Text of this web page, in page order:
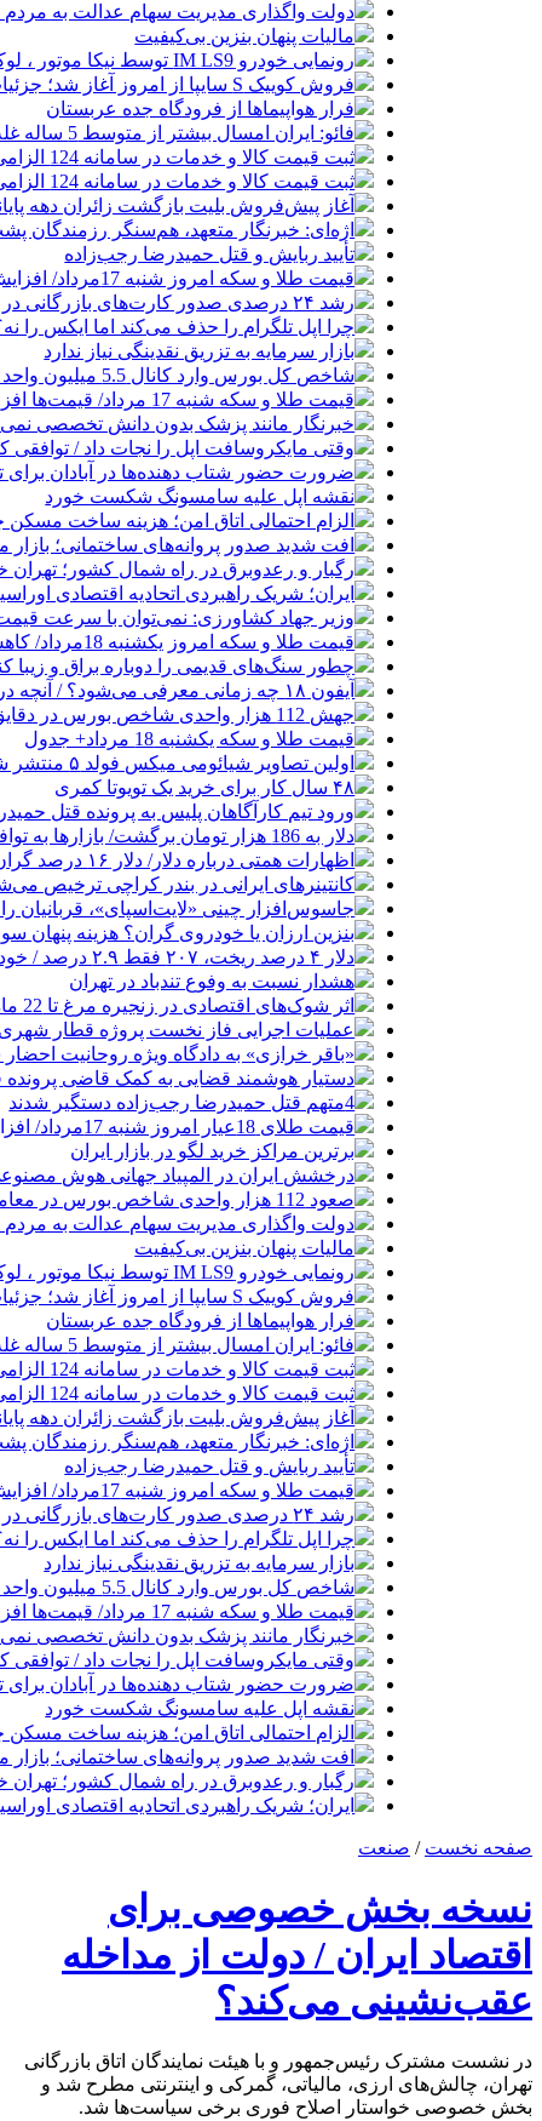
دولت واگذاری مدیریت سهام عدالت به مردم
مالیات پنهان بنزین بی‌کیفیت
رونمایی خودرو IM LS9 توسط نیکا موتور ، لوکس ترین شاسی بلند EREV در ایران
فروش کوییک S سایپا از امروز آغاز شد؛ جزئیات ثبت‌نام و شرایط
فرار هواپیماها از فرودگاه جده عربستان
فائو: ایران امسال بیشتر از متوسط 5 ساله غله تولید می‌کند
ثبت قیمت کالا و خدمات در سامانه 124 الزامی شد
ثبت قیمت کالا و خدمات در سامانه 124 الزامی شد
آغاز پیش‌فروش بلیت بازگشت زائران دهه
اژه‌ای: خبرنگار متعهد، هم‌سنگر رزمندگان
تأیید ربایش و قتل حمیدرضا رجب‌زاده
قیمت طلا و سکه امروز شنبه 17مرداد/ افزایش همه قیمت ها + جدول و جزئیات
رشد ۲۴ درصدی صدور کارت‌های بازرگانی در گرگان
چرا اپل تلگرام را حذف می‌کند اما ایکس را
بازار سرمایه به تزریق نقدینگی نیاز ندارد
شاخص کل بورس وارد کانال 5.5 میلیون واحد شد
قیمت طلا و سکه شنبه 17 مرداد/ قیمت‌ها افزایشی
خبرنگار مانند پزشک بدون دانش تخصصی
وقتی مایکروسافت اپل را نجات داد /
ضرورت حضور شتاب ‌دهنده‌ها در آبادان
نقشه اپل علیه سامسونگ شکست خورد
الزام احتمالی اتاق امن؛ هزینه ساخت مسکن
افت شدید صدور پروانه‌های ساختمانی؛
رگبار و رعدوبرق در راه شمال کشور؛
ایران؛ شریک راهبردی اتحادیه اقتصادی
وزیر جهاد کشاورزی: نمی‌توان با سرعت قیمت
قیمت طلا و سکه امروز یکشنبه 18مرداد/ کاهش همه قیمت ها + جدول
چطور سنگ‌های قدیمی را دوباره براق و زیبا
آیفون ۱۸ چه زمانی معرفی می‌شود؟ / آنچه درباره گوشی جدید اپل می‌دانیم
جهش 112 هزار واحدی شاخص بورس در دقایق ابتدایی معاملات امروز
قیمت طلا و سکه یکشنبه 18 مرداد+ جدول
اولین تصاویر شیائومی میکس فولد ۵ منتشر شد
۴۸ سال کار برای خرید یک تویوتا کمری
ورود تیم کارآگاهان پلیس به پرونده قتل
دلار به 186 هزار تومان برگشت/ بازارها به توافق احتمالی هرمز چه واکنشی نشان دادند؟
اظهارات همتی درباره دلار/ دلار ۱۶ درصد گران شده؛ این افزایش طبیعی است
کانتینرهای ایرانی در بندر کراچی ترخیص می‌شود| تخفیف ۸۰ درصدی برای
جاسوس‌افزار چینی «لایت‌اسپای»، قربانیان را در ۱۳ کشور ازجمله آمریکا
بنزین ارزان یا خودروی گران؟ هزینه
دلار ۴ درصد ریخت، ۲۰۷ فقط ۲.۹ درصد / خودرو زیر فشار دلار کوتاه می‌آید؟
هشدار نسبت به وفوع تندباد در تهران
اثر شوک‌های اقتصادی در زنجیره مرغ تا 22 ماه باقی می‌ماند
عملیات اجرایی فاز نخست پروژه قطار
«باقر خرازی» به دادگاه ویژه روحانیت
دستیار هوشمند قضایی به کمک قاضی پرونده
4متهم قتل حمیدرضا رجب‌زاده دستگیر شدند
قیمت طلای 18عیار امروز شنبه 17مرداد/ افزایش قیمت + جدول و جزئیات
برترین مراکز خرید لگو در بازار ایران
درخشش ایران در المپیاد جهانی هوش
صعود 112 هزار واحدی شاخص بورس در معاملات امروز
دولت واگذاری مدیریت سهام عدالت به مردم
مالیات پنهان بنزین بی‌کیفیت
رونمایی خودرو IM LS9 توسط نیکا موتور ، لوکس ترین شاسی بلند EREV در ایران
فروش کوییک S سایپا از امروز آغاز شد؛ جزئیات ثبت‌نام و شرایط
فرار هواپیماها از فرودگاه جده عربستان
فائو: ایران امسال بیشتر از متوسط 5 ساله غله تولید می‌کند
ثبت قیمت کالا و خدمات در سامانه 124 الزامی شد
ثبت قیمت کالا و خدمات در سامانه 124 الزامی شد
آغاز پیش‌فروش بلیت بازگشت زائران دهه
اژه‌ای: خبرنگار متعهد، هم‌سنگر رزمندگان
تأیید ربایش و قتل حمیدرضا رجب‌زاده
قیمت طلا و سکه امروز شنبه 17مرداد/ افزایش همه قیمت ها + جدول و جزئیات
رشد ۲۴ درصدی صدور کارت‌های بازرگانی در گرگان
چرا اپل تلگرام را حذف می‌کند اما ایکس را
بازار سرمایه به تزریق نقدینگی نیاز ندارد
شاخص کل بورس وارد کانال 5.5 میلیون واحد شد
قیمت طلا و سکه شنبه 17 مرداد/ قیمت‌ها افزایشی
خبرنگار مانند پزشک بدون دانش تخصصی
وقتی مایکروسافت اپل را نجات داد /
ضرورت حضور شتاب ‌دهنده‌ها در آبادان
نقشه اپل علیه سامسونگ شکست خورد
الزام احتمالی اتاق امن؛ هزینه ساخت مسکن
افت شدید صدور پروانه‌های ساختمانی؛
رگبار و رعدوبرق در راه شمال کشور؛
ایران؛ شریک راهبردی اتحادیه اقتصادی
صفحه نخست / صنعت
نسخه بخش خصوصی برای
اقتصاد ایران / دولت از مداخله
عقب‌نشینی می‌کند؟
در نشست مشترک رئیس‌جمهور و با هیئت نمایندگان اتاق بازرگانی
تهران، چالش‌های ارزی، مالیاتی، گمرکی و اینترنتی مطرح شد و
بخش خصوصی خواستار اصلاح فوری برخی سیاست‌ها شد.